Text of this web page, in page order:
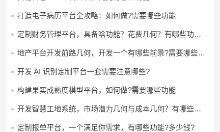
打造电子病历平台全攻略：如何做?需要哪些功能
定制财务管理平台，具备啥功能？花费几何？有哪些功能?
地产平台开发前路几何，开发一个有哪些前景?需要哪些费
开发 AI 识别定制平台一套需要注意哪些?
构建果实成熟度模型平台，如何做?需要哪些功能
开发智慧工地系统，市场潜力几何与成本几何？有哪些前
定制报单平台，一个满足你需求，有哪些功能?多少钱?